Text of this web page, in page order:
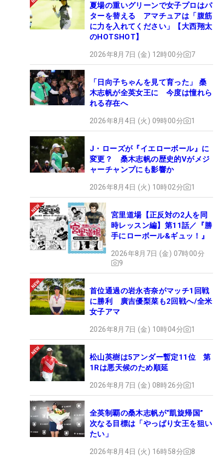
夏場の重いグリーンで女子プロはパ
ターを替える アマチュアは「腹筋
に力を入れてください」【大西翔太
のHOTSHOT】
2026年8月7日 (金) 12時00分 7
「日向子ちゃんを見て育った」 桑
木志帆が全英女王に 今度は憧れら
れる存在へ
2026年8月4日 (火) 09時00分 1
J・ローズが『イエローボール』に
変更？ 桑木志帆の歴史的Vがメジ
ャーチャンプにも影響か
2026年8月4日 (火) 10時02分 1
宮里道場【正反対の2人を同
時レッスン編】第11話／『勝
手にローボール&ギュッ！』
2026年8月7日 (金) 07時00分
9
首位通過の岩永杏奈がマッチ1回戦
に勝利 廣吉優梨菜も2回戦へ/全米
女子アマ
2026年8月7日 (金) 10時04分 1
松山英樹は5アンダー暫定11位 第
1Rは悪天候のため順延
2026年8月7日 (金) 08時26分 1
全英制覇の桑木志帆が“凱旋帰国”
次なる目標は「やっぱり女王を狙い
たい」
2026年8月4日 (火) 16時58分 8